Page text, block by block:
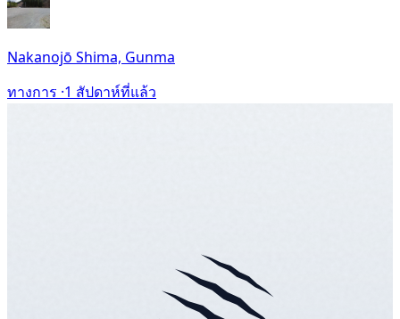
Nakanojō Shima, Gunma
ทางการ ·1 สัปดาห์ที่แล้ว